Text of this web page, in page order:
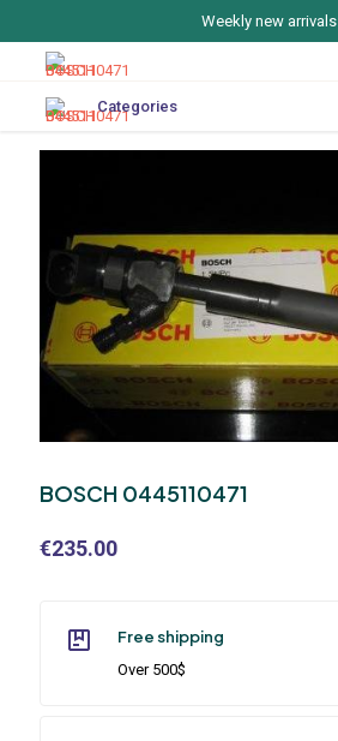
Weekly new arrivals
Categories
BOSCH 0445110471
€235.00
Free shipping
Over 500$